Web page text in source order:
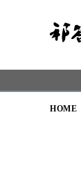
HOME